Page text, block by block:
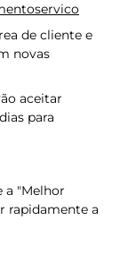
de cliente e
novas
aceitar
para
a "Melhor
rapidamente a